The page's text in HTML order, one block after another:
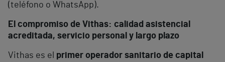
(teléfono o WhatsApp).
El compromiso de Vithas: calidad asistencial
acreditada, servicio personal y largo plazo
Vithas es el primer operador sanitario de capital